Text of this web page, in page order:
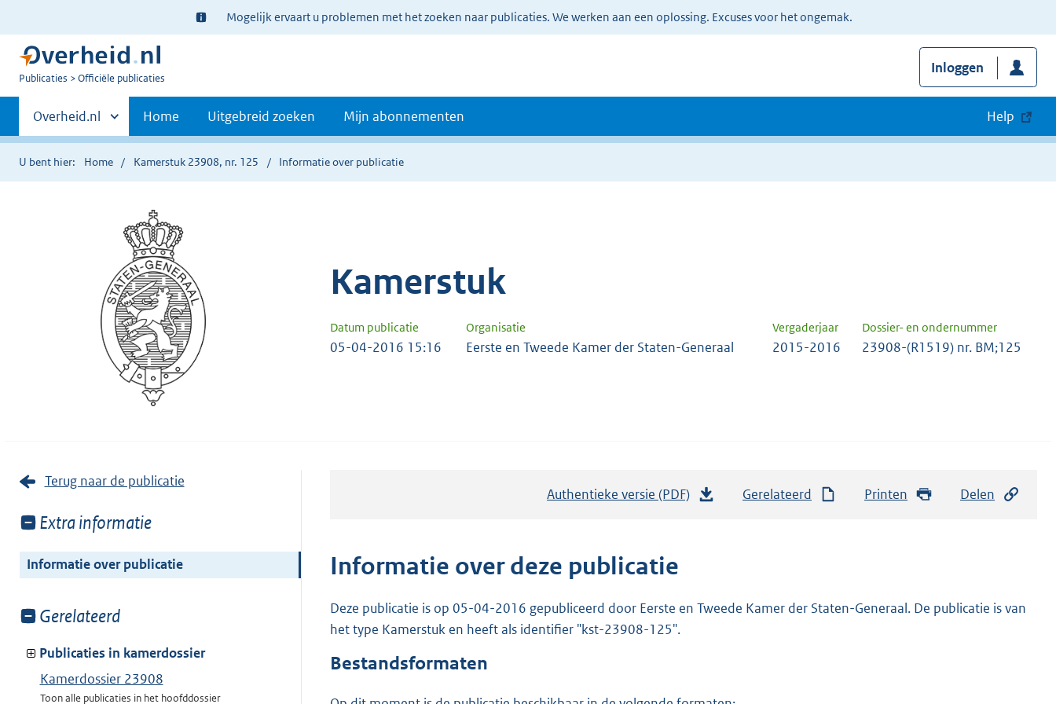
Ter
informatie:
Mogelijk ervaart u problemen met het zoeken naar publicaties. We werken aan een oplossing. Excuses voor het ongemak.
U
Publicaties Officiële publicaties
Inloggen
Primaire
navigatie
Andere
sites
binnen
Overheid.nl Home Uitgebreid zoeken Mijn abonnementen Help
U bent hier: Home Kamerstuk 23908, nr. 125 Informatie over publicatie
Kamerstuk
Datum publicatie Organisatie Vergaderjaar Dossier- en ondernummer
05-04-2016 15:16 Eerste en Tweede Kamer der Staten-Generaal 2015-2016 23908-(R1519) nr. BM;125
Terug naar de publicatie
Toon
van:
Extra informatie
Informatie over publicatie
Toon
van:
Gerelateerd
Publicaties in kamerdossier
Kamerdossier 23908
Toon alle publicaties in het hoofddossier
Authentieke versie (PDF)
n
Gerelateerd Printen Delen
Informatie over deze publicatie
Deze publicatie is op 05-04-2016 gepubliceerd door Eerste en Tweede Kamer der Staten-Generaal. De publicatie is van
het type Kamerstuk en heeft als identifier "kst-23908-125".
Bestandsformaten